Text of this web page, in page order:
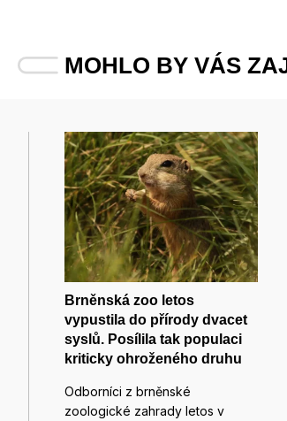
MOHLO BY VÁS
Brněnská zoo letos
vypustila do přírody dvacet
syslů. Posílila tak populaci
kriticky ohroženého druhu
Odborníci z brněnské
zoologické zahrady letos v